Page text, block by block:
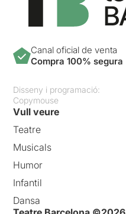
Canal oficial de venta
Compra 100% segura
Disseny i programació:
Copymouse
Vull veure
Teatre
Musicals
Humor
Infantil
Dansa